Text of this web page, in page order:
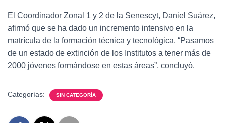
El Coordinador Zonal 1 y 2 de la Senescyt, Daniel Suárez,
afirmó que se ha dado un incremento intensivo en la
matrícula de la formación técnica y tecnológica. “Pasamos
de un estado de extinción de los Institutos a tener más de
2000 jóvenes formándose en estas áreas”, concluyó.
Categorías: SIN CATEGORÍA